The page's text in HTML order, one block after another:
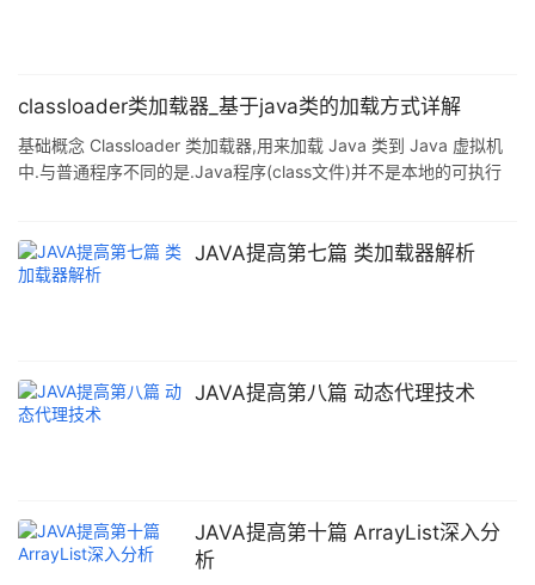
classloader类加载器_基于java类的加载方式详解
基础概念 Classloader 类加载器,用来加载 Java 类到 Java 虚拟机
中.与普通程序不同的是.Java程序(class文件)并不是本地的可执行
Class Loader. JVM本身包含了一个ClassLoader称为Bootstrap
ClassLoader,和JVM一样,BootstrapClassLoader是用本地代码实现
JAVA提高第七篇 类加载器解析
JAVA提高第八篇 动态代理技术
JAVA提高第十篇 ArrayList深入分
析